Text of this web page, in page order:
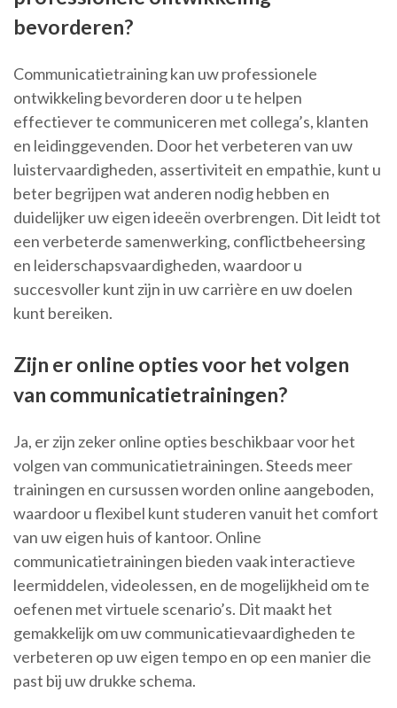
bevorderen?
Communicatietraining kan uw professionele
ontwikkeling bevorderen door u te helpen
effectiever te communiceren met collega’s, klanten
en leidinggevenden. Door het verbeteren van uw
luistervaardigheden, assertiviteit en empathie, kunt u
beter begrijpen wat anderen nodig hebben en
duidelijker uw eigen ideeën overbrengen. Dit leidt tot
een verbeterde samenwerking, conflictbeheersing
en leiderschapsvaardigheden, waardoor u
succesvoller kunt zijn in uw carrière en uw doelen
kunt bereiken.
Zijn er online opties voor het volgen
van communicatietrainingen?
Ja, er zijn zeker online opties beschikbaar voor het
volgen van communicatietrainingen. Steeds meer
trainingen en cursussen worden online aangeboden,
waardoor u flexibel kunt studeren vanuit het comfort
van uw eigen huis of kantoor. Online
communicatietrainingen bieden vaak interactieve
leermiddelen, videolessen, en de mogelijkheid om te
oefenen met virtuele scenario’s. Dit maakt het
gemakkelijk om uw communicatievaardigheden te
verbeteren op uw eigen tempo en op een manier die
past bij uw drukke schema.